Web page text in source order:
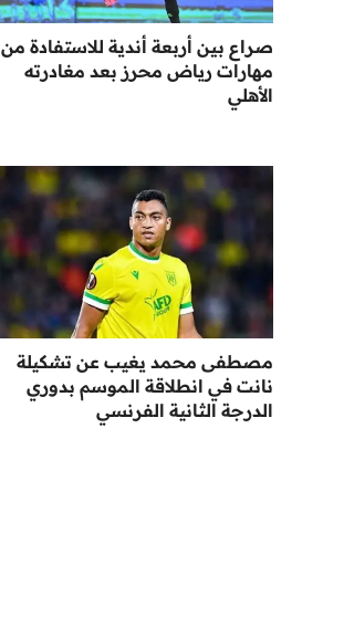
صراع بين أربعة أندية للاستفادة من
مهارات رياض محرز بعد مغادرته
الأهلي
مصطفى محمد يغيب عن تشكيلة
نانت في انطلاقة الموسم بدوري
الدرجة الثانية الفرنسي